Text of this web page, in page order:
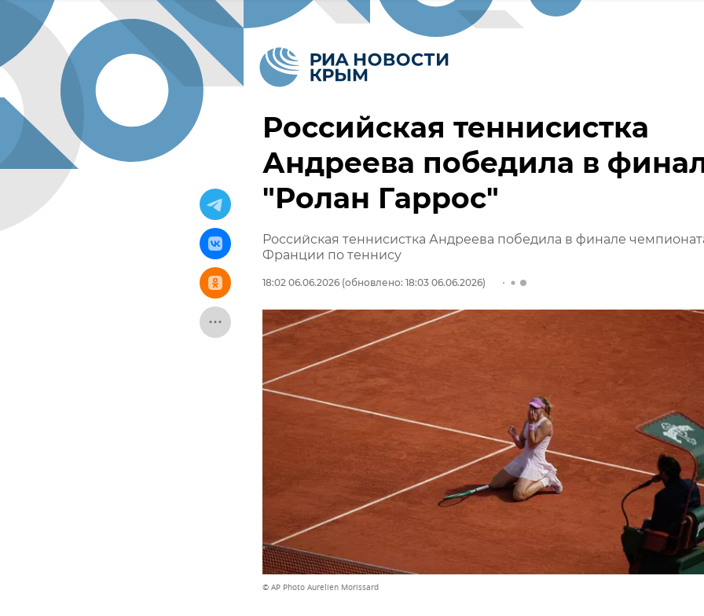
Российская теннисистка
Андреева победила в
"Ролан Гаррос"
Российская теннисистка Андреева победила в финале
Франции по теннису
18:02 06.06.2026 (обновлено: 18:03 06.06.2026)
© AP Photo Aurelien Morissard